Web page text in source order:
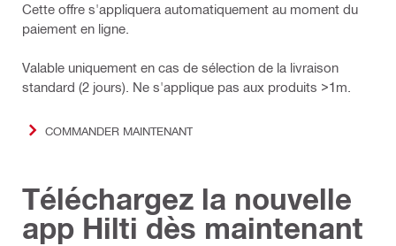
Cette offre s'appliquera automatiquement au moment du
paiement en ligne.
Valable uniquement en cas de sélection de la livraison
standard (2 jours). Ne s'applique pas aux produits >1m.
COMMANDER MAINTENANT
Téléchargez la nouvelle
app Hilti dès maintenant